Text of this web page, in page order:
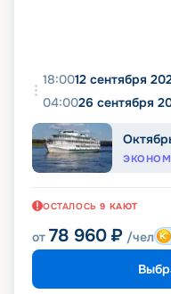
18:0012 сентября
04:0026 сентября
ЭКОНОМ
ОСТАЛОСЬ 9 КАЮТ
от 78 960 ₽ /чел